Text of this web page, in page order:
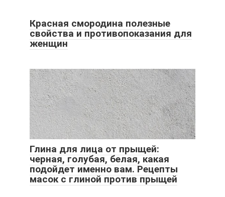
Красная смородина полезные
свойства и противопоказания для
женщин
Глина для лица от прыщей:
черная, голубая, белая, какая
подойдет именно вам. Рецепты
масок с глиной против прыщей